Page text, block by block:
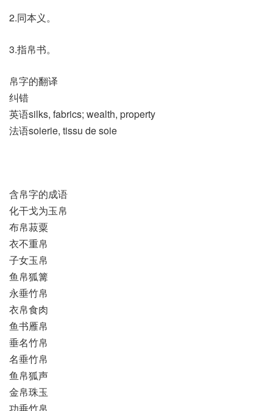
2.同本义。
3.指帛书。
帛字的翻译
纠错
英语silks, fabrics; wealth, property
法语soierie, tissu de soie
含帛字的成语
化干戈为玉帛
布帛菽粟
衣不重帛
子女玉帛
鱼帛狐篝
永垂竹帛
衣帛食肉
鱼书雁帛
垂名竹帛
名垂竹帛
鱼帛狐声
金帛珠玉
功垂竹帛